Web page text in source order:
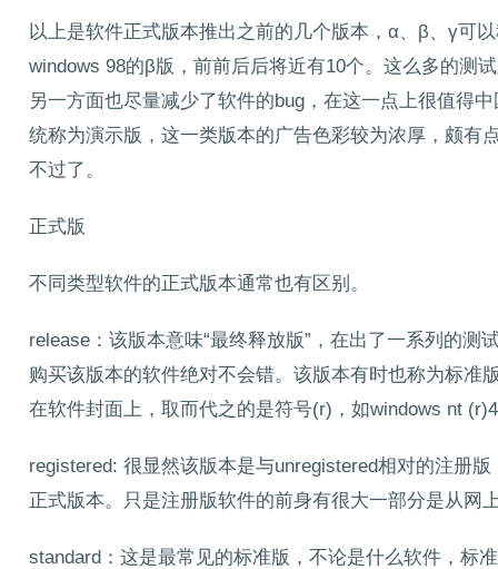
以上是软件正式版本推出之前的几个版本，α、β、γ可
windows 98的β版，前前后后将近有10个。这么多的测
另一方面也尽量减少了软件的bug，在这一点上很值得
统称为演示版，这一类版本的广告色彩较为浓厚，颇有
不过了。
正式版
不同类型软件的正式版本通常也有区别。
release：该版本意味“最终释放版”，在出了一系列的
购买该版本的软件绝对不会错。该版本有时也称为标准
在软件封面上，取而代之的是符号(r)，如windows nt
registered: 很显然该版本是与unregistered相对的注册
正式版本。只是注册版软件的前身有很大一部分是从网
standard：这是最常见的标准版，不论是什么软件，标